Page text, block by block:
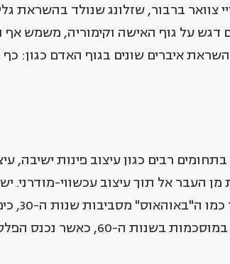
ברבור, שזלונג שנולד בהשראת גלי
דגש על גוף האישה וקימוריה, משמש
איברים שונים בגוף האדם כגון: כף
רבים כגון עיצוב פינות ישיבה,
העבר אל תוך עיצוב עכשווי-מודרני.
סגנונות ישנים
אלוואר אלטו וצ'רלס אימס משנות ה-50, והבעיטה